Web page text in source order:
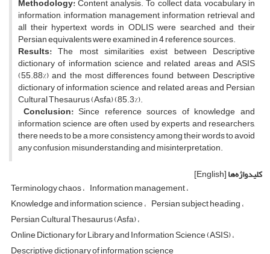
Methodology:Content analysis. To collect data, vocabulary in
information, information management, information retrieval and
all their hypertext words in ODLIS were searched and their
Persian equivalents were examined in 4 reference sources.
Results:The most similarities exist between Descriptive
dictionary of information science and related areas and ASIS
(55.88%) and the most differences found between Descriptive
dictionary of information science and related areas and Persian
Cultural Thesaurus (Asfa) (85.3%).
Conclusion:Since reference sources of knowledge and
information science are often used by experts and researchers,
there needs to be a more consistency among their words to avoid
any confusion, misunderstanding and misinterpretation.
کلیدواژه‌ها[English]
Terminology chaos Information management
Knowledge and information science Persian subject heading
Persian Cultural Thesaurus (Asfa)
Online Dictionary for Library and Information Science (ASIS)
Descriptive dictionary of information science